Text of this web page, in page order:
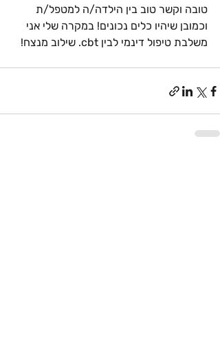
טובה וקשר טוב בין הילדה/ה למטפל/ת
וכמובן שיהיו כלים נכונים! במקרה שלי אני
משלבת טיפול דינמי לבין cbt. שילוב מנצח!